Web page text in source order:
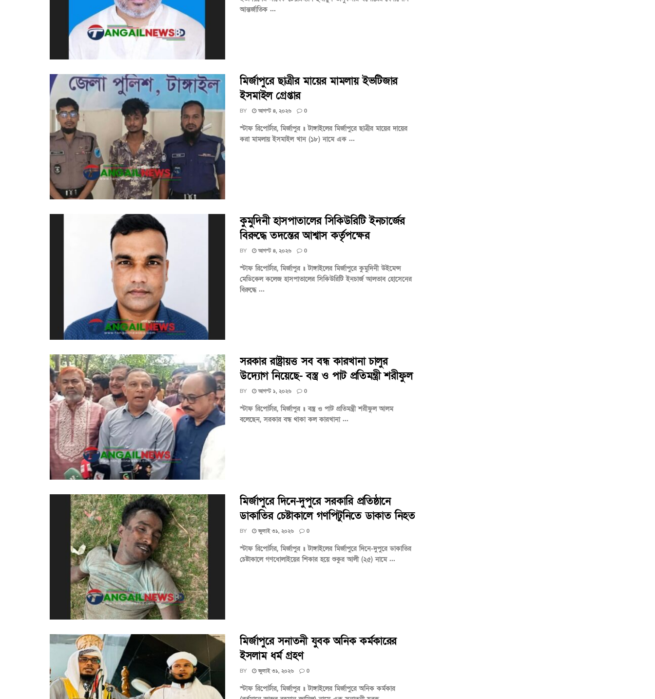
আন্তর্জাতিক ...
মির্জাপুরে ছাত্রীর মায়ের মামলায় ইভটিজার
ইসমাইল গ্রেপ্তার
BY আগস্ট ৪, ২০২৬ 0
স্টাফ রিপোর্টার, মির্জাপুর ॥ টাঙ্গাইলের মির্জাপুরে ছাত্রীর মায়ের দায়ের
করা মামলায় ইসমাইল খান (১৮) নামে এক ...
কুমুদিনী হাসপাতালের সিকিউরিটি ইনচার্জের
বিরুদ্ধে তদন্তের আশ্বাস কর্তৃপক্ষের
BY আগস্ট ৪, ২০২৬ 0
স্টাফ রিপোর্টার, মির্জাপুর ॥ টাঙ্গাইলের মির্জাপুরে কুমুদিনী উইমেন্স
মেডিকেল কলেজ হাসপাতালের সিকিউরিটি ইনচার্জ আলতাব হোসেনের
বিরুদ্ধে ...
সরকার রাষ্ট্রায়ত্ত সব বন্ধ কারখানা চালুর
উদ্যোগ নিয়েছে- বস্ত্র ও পাট প্রতিমন্ত্রী শরীফুল
BY আগস্ট ১, ২০২৬ 0
স্টাফ রিপোর্টার, মির্জাপুর ॥ বস্ত্র ও পাট প্রতিমন্ত্রী শরীফুল আলম
বলেছেন, সরকার বন্ধ থাকা কল কারখানা ...
মির্জাপুরে দিনে-দুপুরে সরকারি প্রতিষ্ঠানে
ডাকাতির চেষ্টাকালে গণপিটুনিতে ডাকাত নিহত
BY জুলাই ৩১, ২০২৬ 0
স্টাফ রিপোর্টার, মির্জাপুর ॥ টাঙ্গাইলের মির্জাপুরে দিনে-দুপুরে ডাকাতির
চেষ্টাকালে গণধোলাইয়ের শিকার হয়ে শুকুর আলী (২৫) নামে ...
মির্জাপুরে সনাতনী যুবক অনিক কর্মকারের
ইসলাম ধর্ম গ্রহণ
BY জুলাই ৩১, ২০২৬ 0
স্টাফ রিপোর্টার, মির্জাপুর ॥ টাঙ্গাইলের মির্জাপুরে অনিক কর্মকার